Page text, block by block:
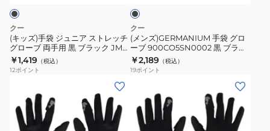
ッ
ク
901CO5SN0006
BLK
防
あ
っ
ア
ス
ト
レ
ッ
ロ
ー
クー
(キッズ)手袋 ジュニア ストレッチ
グローブ 両手用 黒 ブラック JM
JL 902CO5SN0007 BLK 防寒 あ
ったか スマホ操作 指だし
￥1,419 （税込）
12ポイント
ブ
900CO5SN0002
黒
ブ
ラ
S-
LL
クー
(メンズ)GERMANIUM 手袋 グロ
ーブ 900CO5SN0002 黒 ブラッ
ク S-LLサイズ BLK
￥2,189 （税込）
19ポイント
ィ
ー
ズ)GERMANIUM
手